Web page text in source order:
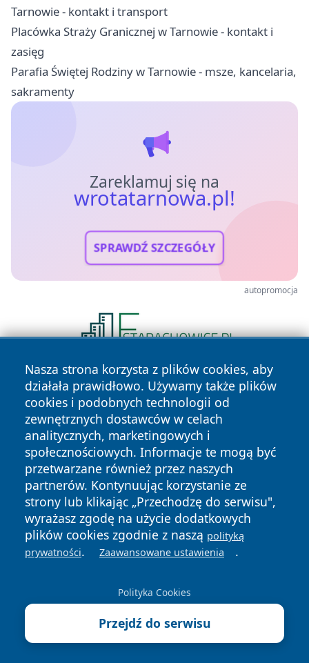
Tarnowie - kontakt i transport
Placówka Straży Granicznej w Tarnowie - kontakt i
zasięg
Parafia Świętej Rodziny w Tarnowie - msze, kancelaria,
sakramenty
Zareklamuj się na
wrotatarnowa.pl!
SPRAWDŹ SZCZEGÓŁY
autopromocja
Nasza strona korzysta z plików cookies, aby
działała prawidłowo. Używamy także plików
cookies i podobnych technologii od
zewnętrznych dostawców w celach
analitycznych, marketingowych i
społecznościowych. Informacje te mogą być
przetwarzane również przez naszych
partnerów. Kontynuując korzystanie ze
strony lub klikając „Przechodzę do serwisu",
wyrażasz zgodę na użycie dodatkowych
plików cookies zgodnie z naszą polityką
prywatności. Zaawansowane ustawienia .
Polityka Cookies
Przejdź do serwisu
Copyright © 2026 wrotatarnowa.pl Wszystkie prawa
zastrzeżone.
News Autorzy
Polityka
Prywatności
Polityka
Cookies